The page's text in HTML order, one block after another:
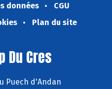
données
CGU
Plan du site
Du Cres
Puech d'Andan